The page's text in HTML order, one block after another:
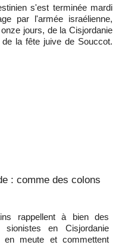
s'est terminée mardi
par l'armée israélienne,
jours, de la Cisjordanie
la fête juive de Souccot.
: comme des colons
rappellent à bien des
en Cisjordanie
en meute et commettent